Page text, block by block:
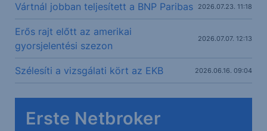
Vártnál jobban teljesített a BNP Paribas 2026.07.23. 11:18
Erős rajt előtt az amerikai
gyorsjelentési szezon
2026.07.07. 12:13
Szélesíti a vizsgálati kört az EKB 2026.06.16. 09:04
Erste Netbroker